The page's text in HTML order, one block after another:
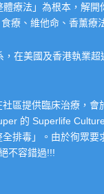
療法」為根本，解
療、維他命、香薰療
在美國及香港執業
區提供臨床治療，
的 Superlife
排毒」。由於徇眾
不容錯過!!!